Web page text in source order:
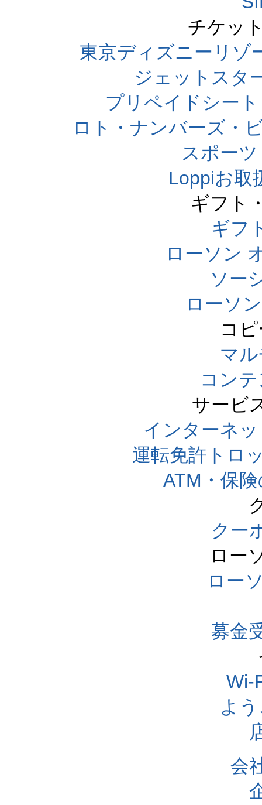
チケッ
東京ディズニーリゾ
ジェットスタ
プリペイドシー
ロト・ナンバーズ・
スポー
Loppiお取
ギフト
ギフ
ローソン
ソー
ローソ
コ
マ
コン
サービ
インターネ
運転免許トロ
ATM・保
クー
ロー
ロー
募金
Wi-
よ
会